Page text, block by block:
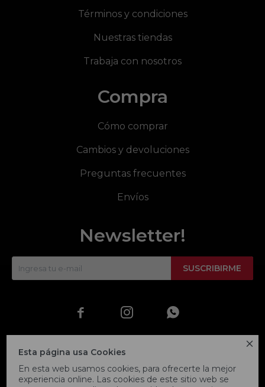

Esta página usa Cookies
En esta web usamos cookies, para ofrecerte la mejor
experiencia online. Las cookies de este sitio web se
Términos y condiciones
Nuestras tiendas
Trabaja con nosotros
Compra
Cómo comprar
Cambios y devoluciones
Preguntas frecuentes
Envíos
Newsletter!
SUSCRIBIRME
  